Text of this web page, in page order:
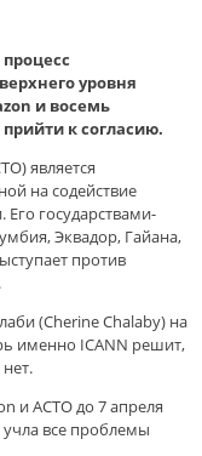
уровня
и восемь
к согласию.
является
на содействие
государствами-
Эквадор, Гайана,
против
(Cherine Chalaby) на
именно ICANN решит,
и ACTO до 7 апреля
все проблемы